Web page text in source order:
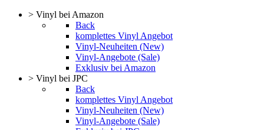
> Vinyl bei Amazon
Back
komplettes Vinyl Angebot
Vinyl-Neuheiten (New)
Vinyl-Angebote (Sale)
Exklusiv bei Amazon
> Vinyl bei JPC
Back
komplettes Vinyl Angebot
Vinyl-Neuheiten (New)
Vinyl-Angebote (Sale)